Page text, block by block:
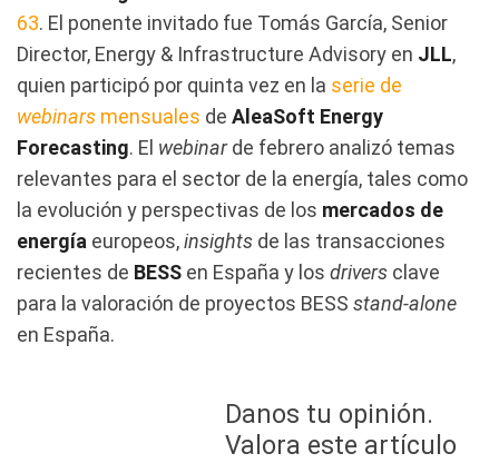
63. El ponente invitado fue Tomás García, Senior
Director, Energy & Infrastructure Advisory en JLL,
quien participó por quinta vez en la serie de
webinars mensuales de AleaSoft Energy
Forecasting. El webinarde febrero analizó temas
relevantes para el sector de la energía, tales como
la evolución y perspectivas de los mercados de
energía europeos,insights de las transacciones
recientes de BESS en España y los drivers clave
para la valoración de proyectos BESS stand-alone
en España.
Danos tu opinión.
Valora este artículo